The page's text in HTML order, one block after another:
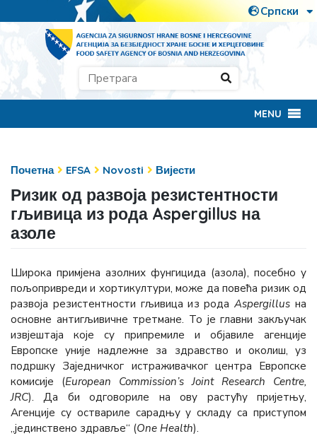
MENU
Почетна EFSA Novosti Вијести
Ризик од развоја резистентности
гљивица из рода Aspergillus на
азоле
Широка примјена азолних фунгицида (азола), посебно у
пољопривреди и хортикултури, може дa повећа ризик од
развоја резистентности гљивица из родаAspergillus на
основне антигљивичне третмане. То је главни закључак
извјештаја које су припремиле и објавиле агенције
Европске уније надлежне за здравство и околиш, уз
подршку Заједничког истраживачког центра Европске
комисије (European Commission’s Joint Research Centre,
JRC). Да би одговориле на ову растућу пријетњу,
Агенције су оствариле сарадњу у складу са приступом
„јединствено здрављe“ (One Health).